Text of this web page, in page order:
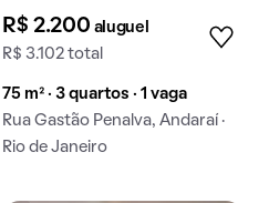
R$ 2.200 aluguel
R$ 3.102 total
75 m² · 3 quartos · 1 vaga
Rua Gastão Penalva, Andaraí ·
Rio de Janeiro